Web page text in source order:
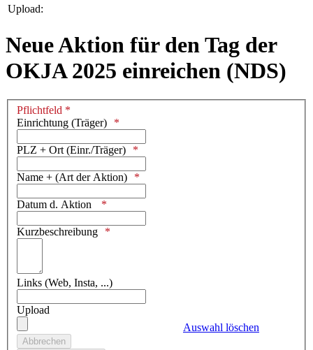
Upload:
Neue Aktion für den Tag der
OKJA 2025 einreichen (NDS)
Pflichtfeld *
Einrichtung (Träger)
PLZ + Ort (Einr./Träger)
Name + (Art der Aktion)
Datum d. Aktion
Kurzbeschreibung
Links (Web, Insta, ...)
Upload
Auswahl löschen